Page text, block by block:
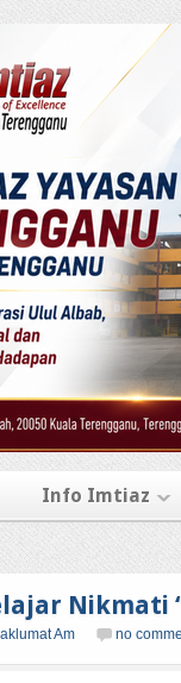
Info Imtiaz
Nikmati ‘
Am no